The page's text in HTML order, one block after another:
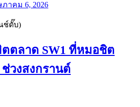
าคม 6, 2026
ตตลาด SW1 ที่หมอชิต
วงสงกรานต์